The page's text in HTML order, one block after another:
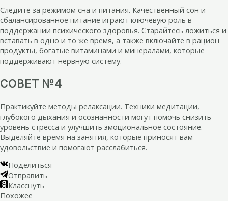
Следите за режимом сна и питания. Качественный сон и
сбалансированное питание играют ключевую роль в
поддержании психического здоровья. Старайтесь ложиться и
вставать в одно и то же время, а также включайте в рацион
продукты, богатые витаминами и минералами, которые
поддерживают нервную систему.
СОВЕТ №4
Практикуйте методы релаксации. Техники медитации,
глубокого дыхания и осознанности могут помочь снизить
уровень стресса и улучшить эмоциональное состояние.
Выделяйте время на занятия, которые приносят вам
удовольствие и помогают расслабиться.
Поделиться
Отправить
Класснуть
Похожее